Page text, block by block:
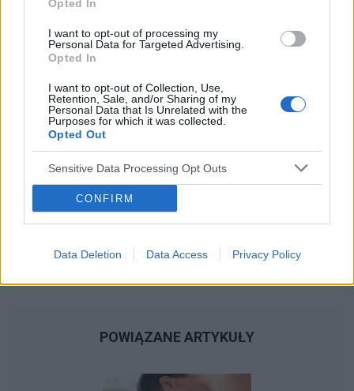
Opted In
I want to opt-out of processing my
Personal Data for Targeted Advertising.
Opted In
I want to opt-out of Collection, Use,
Retention, Sale, and/or Sharing of my
Personal Data that Is Unrelated with the
Purposes for which it was collected.
Opted Out
Sensitive Data Processing Opt Outs
CONFIRM
Data Deletion Data Access Privacy Policy
POWIĄZANE ARTYKUŁY